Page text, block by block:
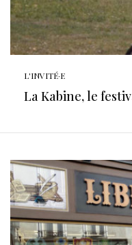
L'INVITÉ·E
La Kabine, le